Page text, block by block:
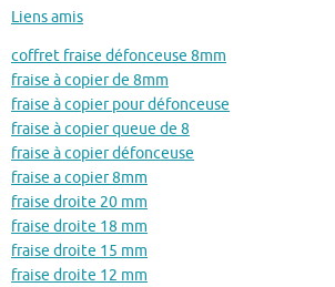
Liens amis
coffret fraise défonceuse 8mm
fraise à copier de 8mm
fraise à copier pour défonceuse
fraise à copier queue de 8
fraise à copier défonceuse
fraise a copier 8mm
fraise droite 20 mm
fraise droite 18 mm
fraise droite 15 mm
fraise droite 12 mm